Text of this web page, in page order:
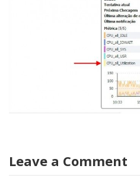
Leave a Comment